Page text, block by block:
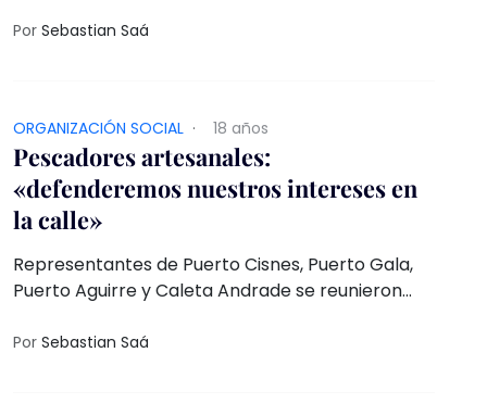
Por Sebastian Saá
ORGANIZACIÓN SOCIAL · 18 años
Pescadores artesanales:
«defenderemos nuestros intereses en
la calle»
Representantes de Puerto Cisnes, Puerto Gala,
Puerto Aguirre y Caleta Andrade se reunieron
Por Sebastian Saá